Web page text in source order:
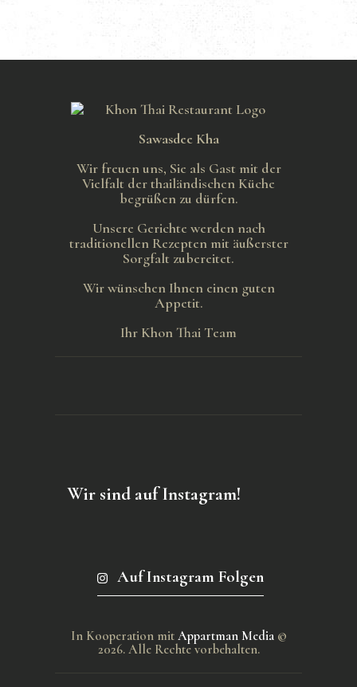
Sawasdee Kha
Wir freuen uns, Sie als Gast mit der
Vielfalt der thailändischen Küche
begrüßen zu dürfen.
Unsere Gerichte werden nach
traditionellen Rezepten mit äußerster
Sorgfalt zubereitet.
Wir wünschen Ihnen einen guten
Appetit.
Ihr Khon Thai Team
Wir sind auf Instagram!
Auf Instagram Folgen
In Kooperation mit Appartman Media©
2026. Alle Rechte vorbehalten.